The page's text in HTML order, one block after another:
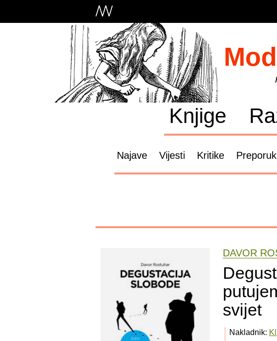
Knjige
Najave Vijesti Kritike
DAVOR
svijet
Nakladnik: